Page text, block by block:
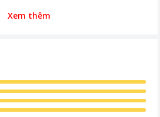
Xem thêm